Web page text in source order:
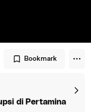
Bookmark
di Pertamina